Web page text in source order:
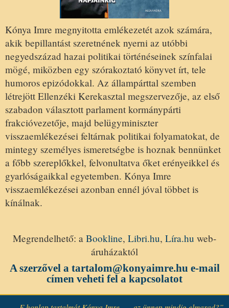
Kónya Imre megnyitotta emlékezetét azok számára,
akik bepillantást szeretnének nyerni az utóbbi
negyedszázad hazai politikai történéseinek színfalai
mögé, miközben egy szórakoztató könyvet írt, tele
humoros epizódokkal. Az állampárttal szemben
létrejött Ellenzéki Kerekasztal megszervezője, az első
szabadon választott parlament kormánypárti
frakcióvezetője, majd belügyminiszter
visszaemlékezései feltárnak politikai folyamatokat, de
mintegy személyes ismeretségbe is hoznak bennünket
a főbb szereplőkkel, felvonultatva őket erényeikkel és
gyarlóságaikkal egyetemben. Kónya Imre
visszaemlékezései azonban ennél jóval többet is
kínálnak.
Megrendelhető: a Bookline, Libri.hu, Líra.hu web-
áruházaktól
A szerzővel a tartalom@konyaimre.hu e-mail
címen veheti fel a kapcsolatot